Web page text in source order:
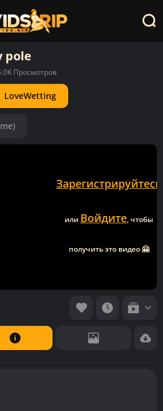
pole
Просмотров
LoveWetting
Зарегистрируйтесь
или Войдите, чтобы
получить это видео 🤗